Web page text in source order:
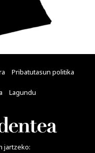
Pribatutasun politika
Lagundu
jartzeko: